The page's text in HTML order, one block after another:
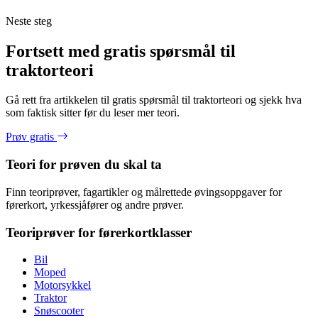
Neste steg
Fortsett med gratis spørsmål til
traktorteori
Gå rett fra artikkelen til gratis spørsmål til traktorteori og sjekk hva
som faktisk sitter før du leser mer teori.
Prøv gratis
Teori for prøven du skal ta
Finn teoriprøver, fagartikler og målrettede øvingsoppgaver for
førerkort, yrkessjåfører og andre prøver.
Teoriprøver for førerkortklasser
Bil
Moped
Motorsykkel
Traktor
Snøscooter